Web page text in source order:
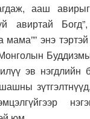
ааш авирыг
авиртай
мама”” энэ
эв нэгдлийн